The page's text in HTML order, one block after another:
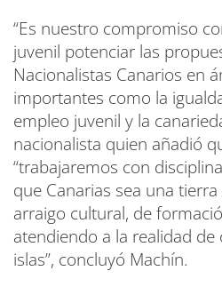
“Es nuestro compromiso
juvenil potenciar las
Nacionalistas Canarios en
importantes como la
empleo juvenil y la
nacionalista quien añadió
“trabajaremos con
que Canarias sea una
arraigo cultural, de
atendiendo a la realidad
islas”, concluyó Machín.